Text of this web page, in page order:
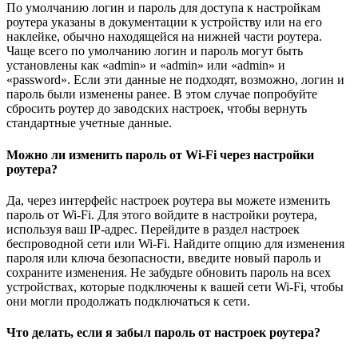
По умолчанию логин и пароль для доступа к настройкам
роутера указаны в документации к устройству или на его
наклейке, обычно находящейся на нижней части роутера.
Чаще всего по умолчанию логин и пароль могут быть
установлены как «admin» и «admin» или «admin» и
«password». Если эти данные не подходят, возможно, логин и
пароль были изменены ранее. В этом случае попробуйте
сбросить роутер до заводских настроек, чтобы вернуть
стандартные учетные данные.
Можно ли изменить пароль от Wi-Fi через настройки
роутера?
Да, через интерфейс настроек роутера вы можете изменить
пароль от Wi-Fi. Для этого войдите в настройки роутера,
используя ваш IP-адрес. Перейдите в раздел настроек
беспроводной сети или Wi-Fi. Найдите опцию для изменения
пароля или ключа безопасности, введите новый пароль и
сохраните изменения. Не забудьте обновить пароль на всех
устройствах, которые подключены к вашей сети Wi-Fi, чтобы
они могли продолжать подключаться к сети.
Что делать, если я забыл пароль от настроек роутера?